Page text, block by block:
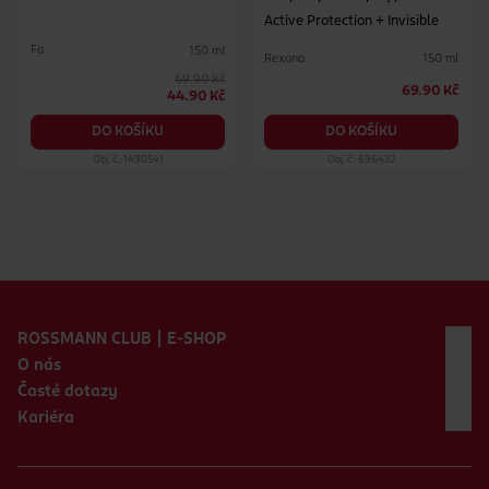
Fa 150 ml
69.90 Kč
44.90 Kč
DO KOŠÍKU
Obj. č.: 1490541
Active Protection + Invisible
Rexona 150 ml
69.90 Kč
DO KOŠÍKU
Obj. č.: 696432
ROSSMANN CLUB | E-SHOP
O nás
Časté dotazy
Kariéra